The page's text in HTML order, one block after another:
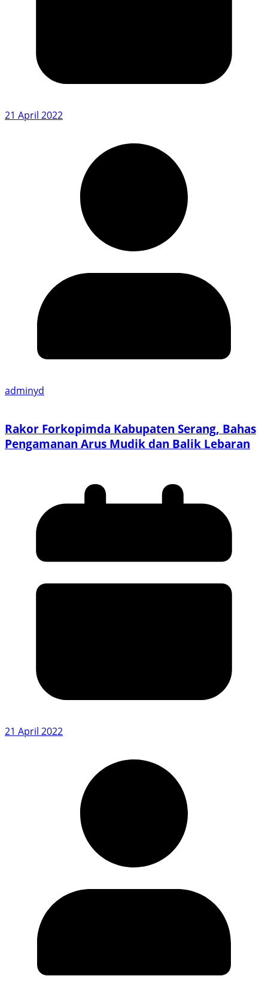
21 April 2022
adminyd
Rakor Forkopimda Kabupaten Serang, Bahas
Pengamanan Arus Mudik dan Balik Lebaran
21 April 2022